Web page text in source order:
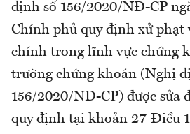
định số 156/2020/NĐ-CP
Chính phủ quy định xử phạt
chính trong lĩnh vực chứng
trường chứng khoán (Nghị
156/2020/NĐ-CP) được sửa
quy định tại khoản 27 Điều